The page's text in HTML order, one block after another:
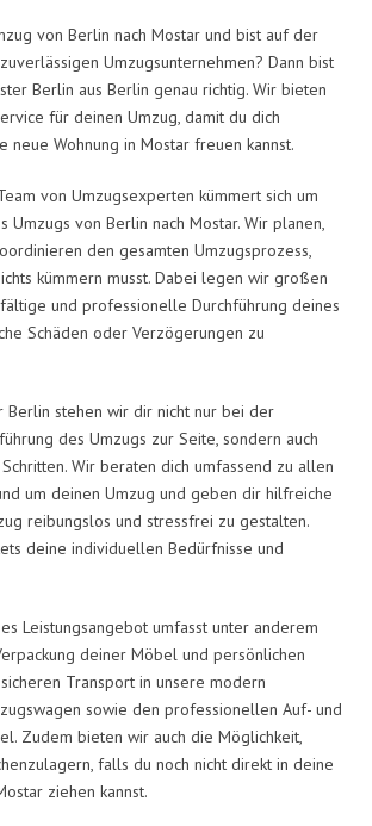
von Berlin nach Mostar und bist auf der
Umzugsunternehmen? Dann bist
Berlin aus Berlin genau richtig. Wir bieten
für deinen Umzug, damit du dich
neue Wohnung in Mostar freuen kannst.
von Umzugsexperten kümmert sich um
Umzugs von Berlin nach Mostar. Wir planen,
den gesamten Umzugsprozess,
kümmern musst. Dabei legen wir großen
und professionelle Durchführung deines
Schäden oder Verzögerungen zu
Berlin stehen wir dir nicht nur bei der
des Umzugs zur Seite, sondern auch
Wir beraten dich umfassend zu allen
um deinen Umzug und geben dir hilfreiche
reibungslos und stressfrei zu gestalten.
deine individuellen Bedürfnisse und
Leistungsangebot umfasst unter anderem
deiner Möbel und persönlichen
Transport in unsere modern
sowie den professionellen Auf- und
Zudem bieten wir auch die Möglichkeit,
falls du noch nicht direkt in deine
ziehen kannst.